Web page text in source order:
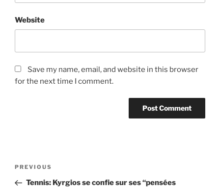
Website
Save my name, email, and website in this browser
for the next time I comment.
Previous
Post
PREVIOUS
Tennis: Kyrgios se confie sur ses “pensées